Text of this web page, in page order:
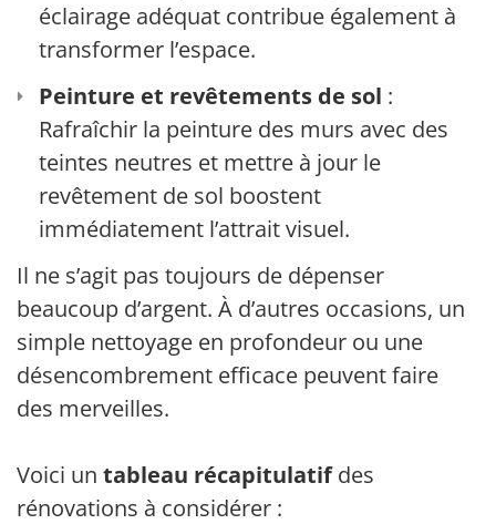
éclairage adéquat contribue également à
transformer l’espace.
Peinture et revêtements de sol :
Rafraîchir la peinture des murs avec des
teintes neutres et mettre à jour le
revêtement de sol boostent
immédiatement l’attrait visuel.
Il ne s’agit pas toujours de dépenser
beaucoup d’argent. À d’autres occasions, un
simple nettoyage en profondeur ou une
désencombrement efficace peuvent faire
des merveilles.
Voici un tableau récapitulatifdes
rénovations à considérer :